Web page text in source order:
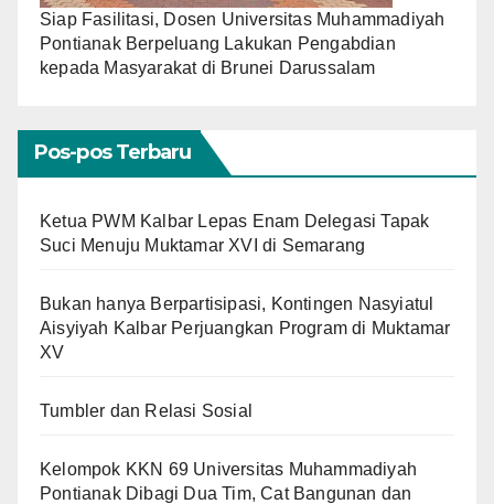
Siap Fasilitasi, Dosen Universitas Muhammadiyah
Pontianak Berpeluang Lakukan Pengabdian
kepada Masyarakat di Brunei Darussalam
Pos-pos Terbaru
Ketua PWM Kalbar Lepas Enam Delegasi Tapak
Suci Menuju Muktamar XVI di Semarang
Bukan hanya Berpartisipasi, Kontingen Nasyiatul
Aisyiyah Kalbar Perjuangkan Program di Muktamar
XV
Tumbler dan Relasi Sosial
Kelompok KKN 69 Universitas Muhammadiyah
Pontianak Dibagi Dua Tim, Cat Bangunan dan